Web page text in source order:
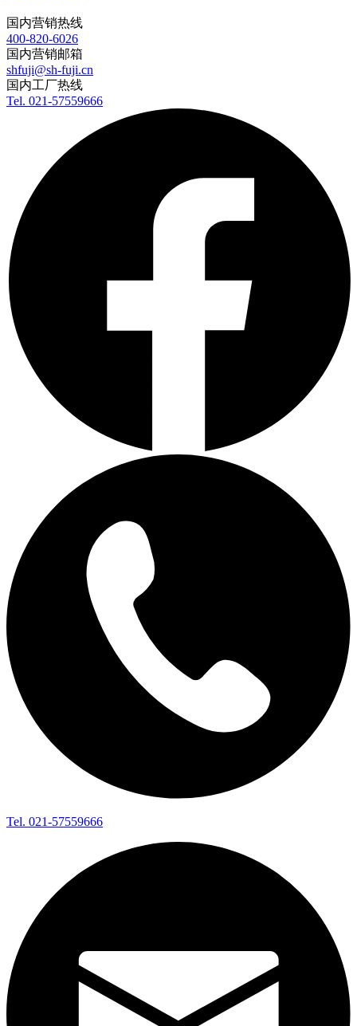
国内营销热线
400-820-6026
国内营销邮箱
shfuji@sh-fuji.cn
国内工厂热线
Tel. 021-57559666
Tel. 021-57559666